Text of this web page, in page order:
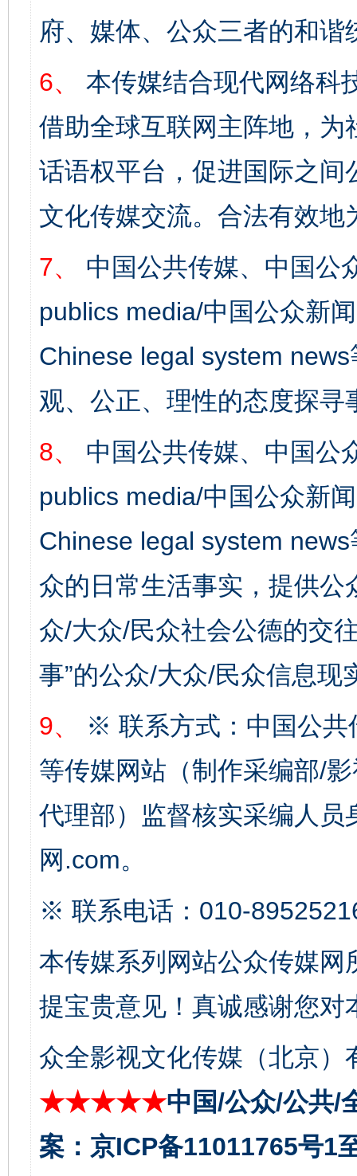
府、媒体、公众三者的和谐
6、
本传媒结合现代网络科
借助全球互联网主阵地，
话语权平台，促进国际之
文化传媒交流。合法有效地
7、
中国公共传媒、中国公
publics media/中国公众新
Chinese legal system
观、公正、理性的态度探寻
8、
中国公共传媒、中国公
publics media/中国公众新
Chinese legal system
众的日常生活事实，提供
众/大众/民众社会公德的交
事”的公众/大众/民众信息现
9、
※ 联系方式：中国公共
等传媒网站（制作采编部/
代理部）监督核实采编人员
网.com。
※ 联系电话：010-
本传媒系列网站公众传媒
提宝贵意见！真诚感谢您
众全影视文化传媒（北京）
★★★★★中国/公众/公共/
案：京ICP备11011765号1
完善运行机制助力责任有效落实 一纸欠
千年窑火 生生不息 一